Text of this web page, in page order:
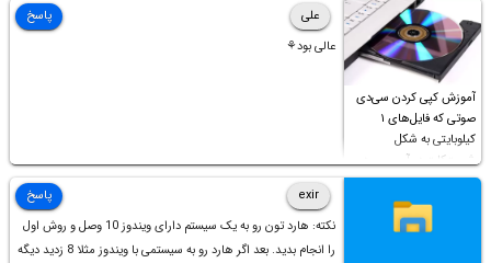
آموزش کپی کردن سی‌دی
صوتی که فایل‌های ۱
کیلوبایتی به شکل
شورت‌کات در آن موجود
است!
علی
عالی بود⚘
پاسخ
exir
نکته: هارد تون رو به یک سیستم دارای ویندوز 10 وصل و روش اول
را انجام بدید. بعد اگر هارد رو به سیستمی با ویندوز مثلا 8 زدید دیگه
پاسخ